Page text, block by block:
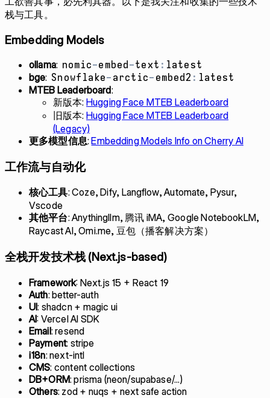
栈与工具。
Embedding Models
ollama: nomic-embed -text : latest
bge: Snowflake- arctic- embed2 : latest
MTEB Leaderboard:
新版本:Hugging Face MTEB Leaderboard
旧版本:Hugging Face MTEB Leaderboard
(Legacy)
更多模型信息:Embedding Models Info on Cherry AI
工作流与自动化
核心工具: Coze, Dify, Langflow, Automate, Pysur,
Vscode
其他平台: Anythingllm, 腾讯 iMA, Google NotebookLM,
Raycast AI, Omi.me, 豆包（播客解决方案）
全栈开发技术栈 (Next.js-based)
Framework: Next.js 15 + React 19
Auth: better-auth
UI: shadcn + magic ui
AI: Vercel AI SDK
Email: resend
Payment: stripe
i18n: next-intl
CMS: content collections
DB+ORM: prisma (neon/supabase/...)
Others: zod + nuqs + next safe action